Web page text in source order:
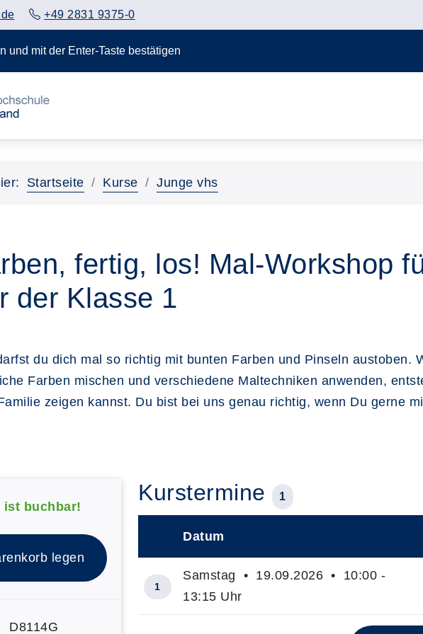
+49 2831 9375-0
mit der Enter-Taste bestätigen
Startseite Kurse Junge vhs
fertig, los! Mal-Workshop
der Klasse 1
du dich mal so richtig mit bunten Farben und Pinseln austoben.
Farben mischen und verschiedene Maltechniken anwenden,
zeigen kannst. Du bist bei uns genau richtig, wenn Du gerne
ist buchbar!
legen
D8114G
Kurstermine 1
Insgesamt gibt es 1 Termine zum diesen Kurs
Datum
1
Samstag • 19.09.2026 • 10:00 -
13:15 Uhr